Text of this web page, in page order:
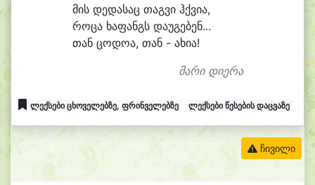
მის დედასაც თაგვი ჰქვია,
როცა ხაფანგს დაუგებენ...
თან ცოდოა, თან - ახია!
მარი დიერა
ლექსები ცხოველებზე, ფრინველებზე ლექსები წესების დაცვაზე
ჩივილი